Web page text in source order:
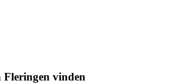
Fleringen vinden